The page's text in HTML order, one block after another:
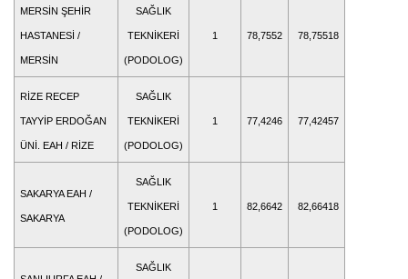
MERSİN ŞEHİR
HASTANESİ /
MERSİN
SAĞLIK
TEKNİKERİ
(PODOLOG)
1 78,7552 78,75518
RİZE RECEP
TAYYİP ERDOĞAN
ÜNİ. EAH / RİZE
SAĞLIK
TEKNİKERİ
(PODOLOG)
1 77,4246 77,42457
SAKARYA EAH /
SAKARYA
SAĞLIK
TEKNİKERİ
(PODOLOG)
1 82,6642 82,66418
SAĞLIK